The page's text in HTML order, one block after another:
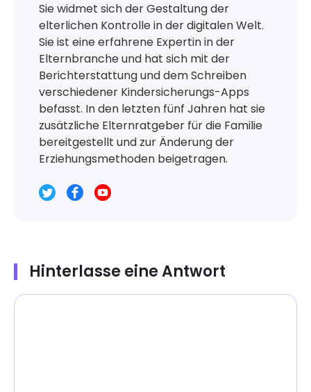
Sie widmet sich der Gestaltung der
elterlichen Kontrolle in der digitalen Welt.
Sie ist eine erfahrene Expertin in der
Elternbranche und hat sich mit der
Berichterstattung und dem Schreiben
verschiedener Kindersicherungs-Apps
befasst. In den letzten fünf Jahren hat sie
zusätzliche Elternratgeber für die Familie
bereitgestellt und zur Änderung der
Erziehungsmethoden beigetragen.
Hinterlasse eine Antwort